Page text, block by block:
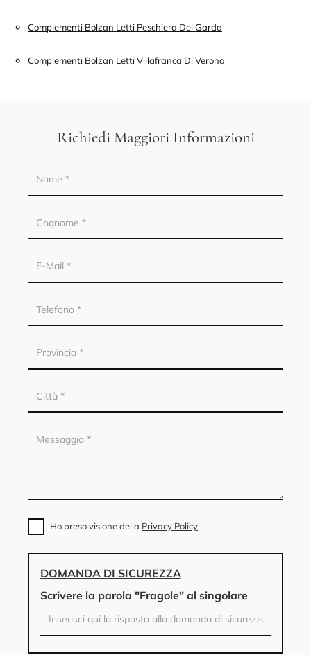
Complementi Bolzan Letti Peschiera Del Garda
Complementi Bolzan Letti Villafranca Di Verona
Richiedi Maggiori Informazioni
Ho preso visione della Privacy Policy
DOMANDA DI SICUREZZA
Scrivere la parola "Fragole" al singolare